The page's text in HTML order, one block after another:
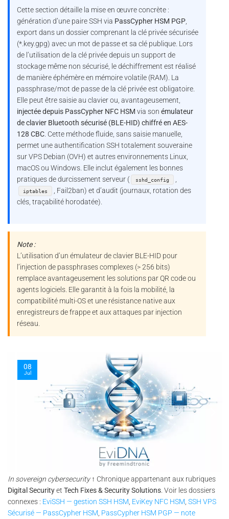
Cette section détaille la mise en œuvre concrète :
génération d’une paire SSH via PassCypher HSM PGP
export dans un dossier comprenant la clé privée sécurisée
(*.key.gpg) avec un mot de passe et sa clé publique. Lors
de l’utilisation de la clé privée depuis un support de
stockage même non sécurisé, le déchiffrement est réalisé
de manière éphémère en mémoire volatile (RAM). La
passphrase/mot de passe de la clé privée est obligatoire.
Elle peut être saisie au clavier ou, avantageusement,
injectée depuis PassCypher NFC HSM via sonémulateur
de clavier Bluetooth sécurisé (BLE-HID) chiffré en AES-
128 CBC . Cette méthode fluide, sans saisie manuelle,
permet une authentification SSH totalement souveraine
sur VPS Debian (OVH) et autres environnements Linux,
macOS ou Windows. Elle inclut également les bonnes
pratiques de durcissement serveur (
sshd_config
iptables
, Fail2ban) et d’audit (journaux, rotation des
clés, traçabilité horodatée).
Note :
L’utilisation d’un émulateur de clavier BLE-HID pour
l’injection de passphrases complexes (> 256 bits)
remplace avantageusement les solutions par QR code ou
agents logiciels. Elle garantit à la fois la mobilité, la
compatibilité multi-OS et une résistance native aux
enregistreurs de frappe et aux attaques par injection
réseau.
In sovereign cybersecurity↑ Chronique appartenant aux rubriques
Digital Securityet Tech Fixes & Security Solutions . Voir les dossiers
connexes : EviSSH — gestion SSH HSM EviKey NFC HSM SSH VPS
Sécurisé — PassCypher HSM PassCypher HSM PGP — note